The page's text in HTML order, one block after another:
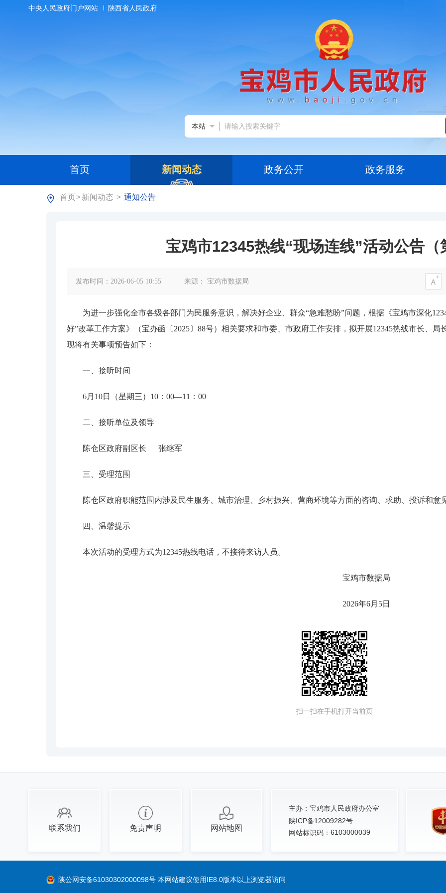
中央人民政府门户网站 陕西省人民政府
本站
首页 新闻动态 政务公开 政务服务
首页> 新闻动态 > 通知公告
宝鸡市12345热线“现场连线”活动公告（
发布时间：2026-06-05 10:55 来源： 宝鸡市数据局
为进一步强化全市各级各部门为民服务意识，解决好企业、群众“急难愁盼”问题，根据《宝鸡市深化
好”改革工作方案》
（宝办函〔 2025〕88号）相关要求和市委、市政府工作安排，拟开展12345热线市长、局
现将有关事项预告如下：
一、接听时间
6月 10日（星期三） 10：00—11：00
二、接听单位及领导
陈仓区政府副区长 张继军
三、受理范围
陈仓区政府职能范围内涉及民生服务、城市治理、乡村振兴、营商环境等方面的咨询、求助、投诉和意
四、温馨提示
本次活动的受理方式为12345热线电话，不接待来访人员。
宝鸡市数据局
2026年6月 5日
扫一扫在手机打开当前页
联系我们 免责声明 网站地图
主办： 宝鸡市人民政府办公室
陕ICP备12009282号
网站标识码： 6103000039
陕公网安备61030302000098号 本网站建议使用IE8.0版本以上浏览器访问